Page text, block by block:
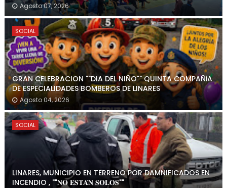
Agosto 07, 2026
SOCIAL
GRAN CELEBRACION ""DIA DEL NIÑO"" QUINTA COMPAÑiA
DE ESPECIALIDADES BOMBEROS DE LINARES
Agosto 04, 2026
SOCIAL
LINARES, MUNICIPIO EN TERRENO POR DAMNIFICADOS EN
INCENDIO , ""𝐍𝐎 𝐄𝐒𝐓𝐀́𝐍 𝐒𝐎𝐋𝐎𝐒""